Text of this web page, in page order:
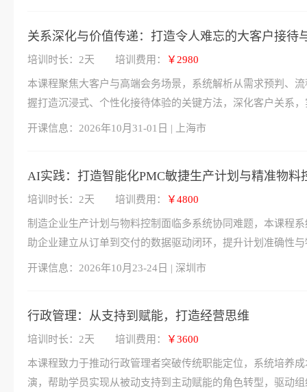
关系深化与价值传递：打造令人难忘的大客户接待
培训时长：2天 培训费用： ￥2980
本课程聚焦大客户与高端会务场景，系统解析从需求预判、
握打造沉浸式、个性化接待体验的关键方法，深化客户关系
开课信息： 2026年10月31-01日 | 上海市
AI实践：打造智能化PMC敏捷生产计划与精准物料
培训时长：2天 培训费用： ￥4800
制造企业生产计划与物料控制面临多系统协同难题，本课程
助企业建立从订单到交付的数据驱动闭环，提升计划准确性
开课信息： 2026年10月23-24日 | 深圳市
行政管理：从支持到赋能，打造经营思维
培训时长：2天 培训费用： ￥3600
本课程致力于推动行政管理者突破传统职能定位，系统培养
演，帮助学员实现从被动支持到主动赋能的角色转型，驱动